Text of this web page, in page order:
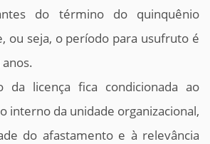
do término do quinquênio
ou seja, o período para usufruto é
da licença fica condicionada ao
interno da unidade organizacional,
do afastamento e à relevância